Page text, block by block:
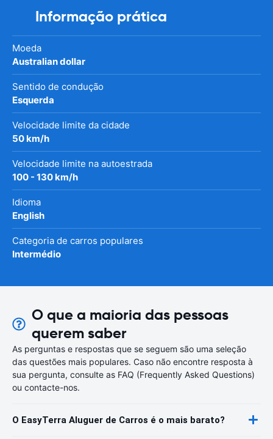
Informação prática
Moeda
Australian dollar
Sentido de condução
Esquerda
Velocidade limite da cidade
50 km/h
Velocidade limite na autoestrada
100 - 130 km/h
Idioma
English
Categoria de carros populares
Intermédio
O que a maioria das pessoas
querem saber
As perguntas e respostas que se seguem são uma seleção
das questões mais populares. Caso não encontre resposta à
sua pergunta, consulte as FAQ (Frequently Asked Questions)
ou contacte-nos.
O EasyTerra Aluguer de Carros é o mais barato?